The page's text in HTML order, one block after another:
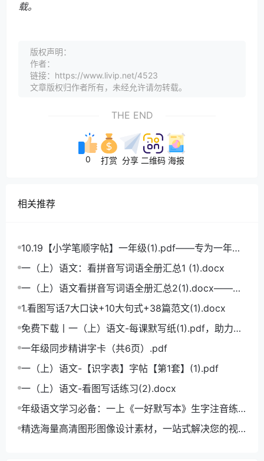
载。
版权声明：
作者：
链接：https://www.livip.net/4523
文章版权归作者所有，未经允许请勿转载。
THE END
0 打赏 分享 二维码 海报
相关推荐
10.19【小学笔顺字帖】一年级(1).pdf——专为一年级
学生打造的笔顺练习宝典
一（上）语文：看拼音写词语全册汇总1 (1).docx
一（上）语文看拼音写词语全册汇总2(1).docx——小
学语文拼音学习的必备利器
1.看图写话7大口诀+10大句式+38篇范文(1).docx
免费下载丨一（上）语文-每课默写纸(1).pdf，助力小
学语文成绩飞跃
一年级同步精讲字卡（共6页）.pdf
一（上）语文-【识字表】字帖【第1套】(1).pdf
一（上）语文-看图写话练习(2).docx
年级语文学习必备：一上《一好默写本》生字注音练
习电子版，助力孩子打好基础
精选海量高清图形图像设计素材，一站式解决您的视